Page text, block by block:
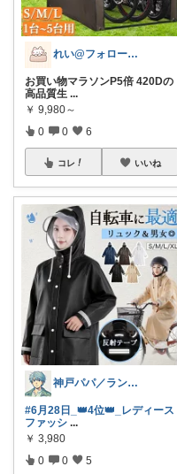
れい@フォロー＆経由購入感謝です♪
お買い物マラソンP5倍 420Dの
高品質生 ...
￥ 9,980～
0 0 6
コレ いいね
神戸パパ／ランキング＆レビュー毎日掲載
#6月28日_👑4位👑_レディース
ファッシ ...
￥ 3,980
0 0 5